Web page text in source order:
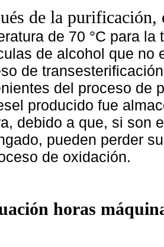
de la
de 70 °C para
de alcohol que no
de
del proceso de
producido fue
debido a que, si son
pueden perder
de oxidación.
horas